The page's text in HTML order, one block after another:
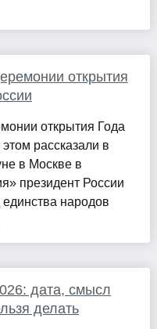
открытия
открытия Года
рассказали в
в Москве в
президент России
народов
дата, смысл
делать